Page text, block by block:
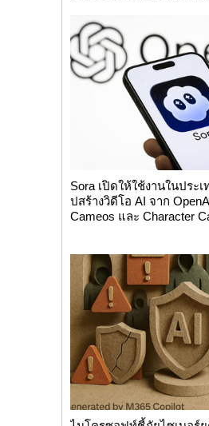
Sora เปิดให้ใช้งานในประ
ปสร้างวิดีโอ AI จาก
Cameos และ Character